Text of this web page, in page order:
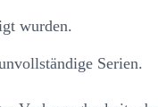
wurden.
Serien.